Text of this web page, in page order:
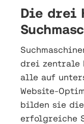
Die drei
drei zentrale
alle auf
Website-
bilden sie
erfolgreiche